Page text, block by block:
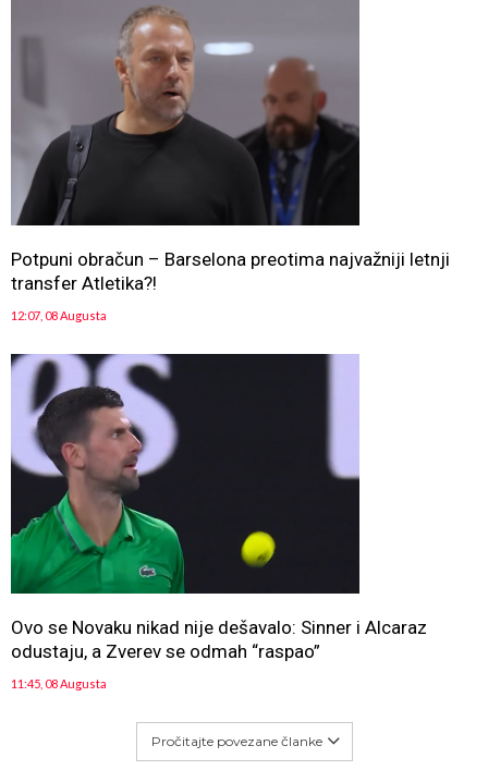
Potpuni obračun – Barselona preotima najvažniji letnji
transfer Atletika?!
12:07, 08 Augusta
Ovo se Novaku nikad nije dešavalo: Sinner i Alcaraz
odustaju, a Zverev se odmah “raspao”
11:45, 08 Augusta
Pročitajte povezane članke